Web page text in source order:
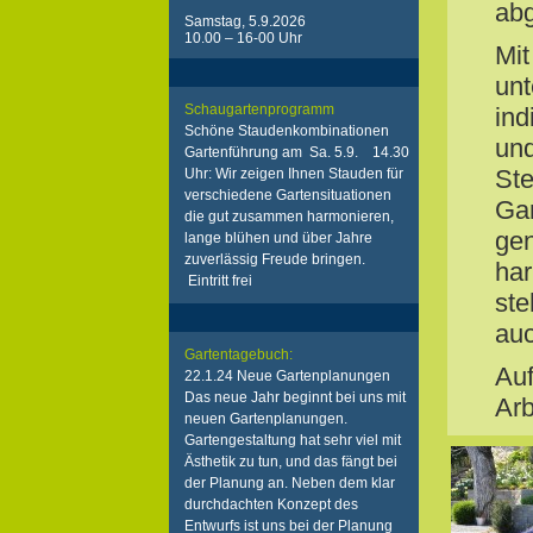
Samstag, 5.9.2026
10.00 – 16-00 Uhr
Schaugartenprogramm
Schöne Staudenkombinationen
Gartenführung am Sa. 5.9. 14.30
Uhr: Wir zeigen Ihnen Stauden für
verschiedene Gartensituationen
die gut zusammen harmonieren,
lange blühen und über Jahre
zuverlässig Freude bringen.
Eintritt frei
Gartentagebuch:
22.1.24 Neue Gartenplanungen
Das neue Jahr beginnt bei uns mit
neuen Gartenplanungen.
Gartengestaltung hat sehr viel mit
Ästhetik zu tun, und das fängt bei
der Planung an. Neben dem klar
durchdachten Konzept des
Entwurfs ist uns bei der Planung